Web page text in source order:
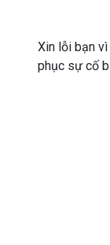
Xin lỗi bạn
phục sự cố